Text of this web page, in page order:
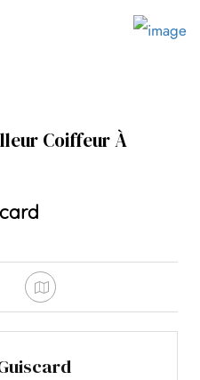
Coiffeur À